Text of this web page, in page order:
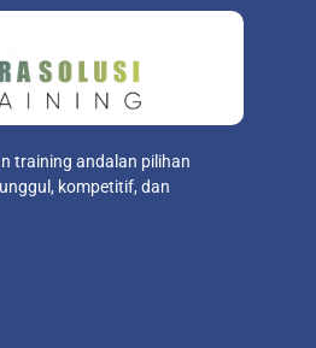
training andalan pilihan
kompetitif, dan